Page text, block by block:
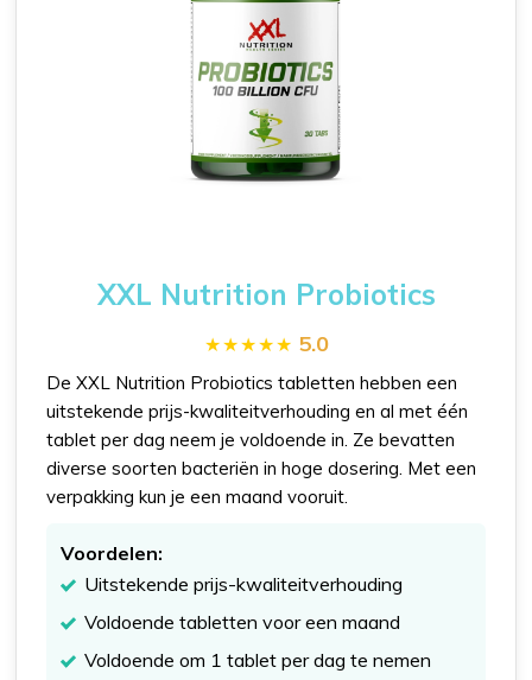
XXL Nutrition Probiotics
5.0
De XXL Nutrition Probiotics tabletten hebben een
uitstekende prijs-kwaliteitverhouding en al met één
tablet per dag neem je voldoende in. Ze bevatten
diverse soorten bacteriën in hoge dosering. Met een
verpakking kun je een maand vooruit.
Voordelen:
Uitstekende prijs-kwaliteitverhouding
Voldoende tabletten voor een maand
Voldoende om 1 tablet per dag te nemen